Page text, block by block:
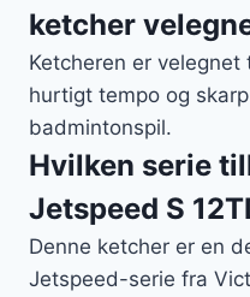
ketcher
Ketcheren er
hurtigt tempo og
badmintonspil.
Hvilken serie
Jetspeed S
Denne ketcher er en
Jetspeed-serie fra